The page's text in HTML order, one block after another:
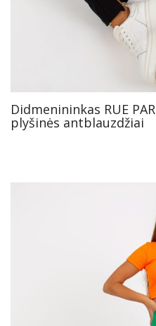
Didmenininkas RUE
plyšinės antblauzdžiai